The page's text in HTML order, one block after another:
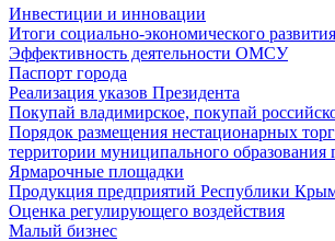
Инвестиции и инновации
Итоги социально-экономического развития
Эффективность деятельности ОМСУ
Паспорт города
Реализация указов Президента
Покупай владимирское, покупай
Порядок размещения нестационарных
территории муниципального
Ярмарочные площадки
Продукция предприятий Республики
Оценка регулирующего воздействия
Малый бизнес